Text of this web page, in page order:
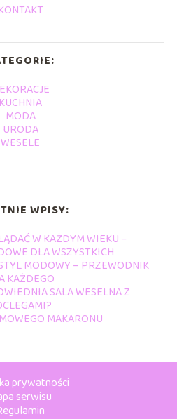
KUCHNIA
MODA
URODA
WESELE
WPISY:
W KAŻDYM WIEKU –
DLA WSZYSTKICH
MODOWY – PRZEWODNIK
KAŻDEGO
SALA WESELNA Z
MAKARONU
prywatności
serwisu